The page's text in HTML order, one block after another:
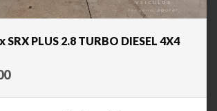
PLUS 2.8 TURBO DIESEL 4X4